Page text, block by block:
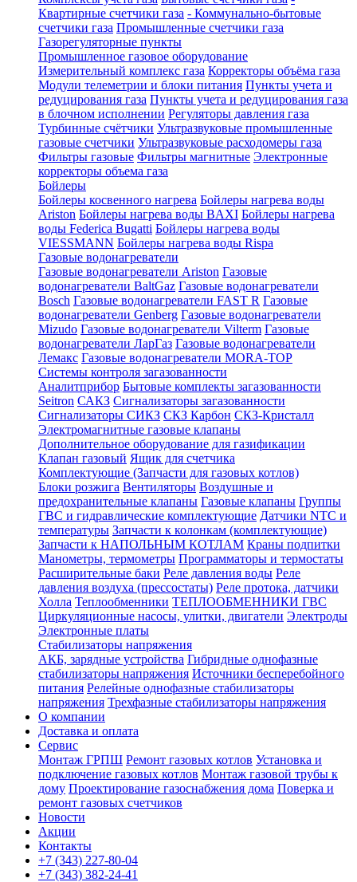
Квартирные счетчики газа - Коммунально-бытовые
счетчики газа Промышленные счетчики газа
Газорегуляторные пункты
Промышленное газовое оборудование
Измерительный комплекс газа Корректоры объёма газа
Модули телеметрии и блоки питания Пункты учета и
редуцирования газа Пункты учета и редуцирования газа
в блочном исполнении Регуляторы давления газа
Турбинные счётчики Ультразвуковые промышленные
газовые счетчики Ультразвуковые расходомеры газа
Фильтры газовые Фильтры магнитные Электронные
корректоры объема газа
Бойлеры
Бойлеры косвенного нагрева Бойлеры нагрева воды
Ariston Бойлеры нагрева воды BAXI Бойлеры нагрева
воды Federica Bugatti Бойлеры нагрева воды
VIESSMANN Бойлеры нагрева воды Rispa
Газовые водонагреватели
Газовые водонагреватели Ariston Газовые
водонагреватели BaltGaz Газовые водонагреватели
Bosch Газовые водонагреватели FAST R Газовые
водонагреватели Genberg Газовые водонагреватели
Mizudo Газовые водонагреватели Vilterm Газовые
водонагреватели ЛарГаз Газовые водонагреватели
Лемакс Газовые водонагреватели MORA-TOP
Системы контроля загазованности
Аналитприбор Бытовые комплекты загазованности
Seitron САКЗ Сигнализаторы загазованности
Сигнализаторы СИКЗ СКЗ Карбон СКЗ-Кристалл
Электромагнитные газовые клапаны
Дополнительное оборудование для газификации
Клапан газовый Ящик для счетчика
Комплектующие (Запчасти для газовых котлов)
Блоки розжига Вентиляторы Воздушные и
предохранительные клапаны Газовые клапаны Группы
ГВС и гидравлические комплектующие Датчики NTC и
температуры Запчасти к колонкам (комплектующие)
Запчасти к НАПОЛЬНЫМ КОТЛАМ Краны подпитки
Манометры, термометры Программаторы и термостаты
Расширительные баки Реле давления воды Реле
давления воздуха (прессостаты) Реле протока, датчики
Холла Теплообменники ТЕПЛООБМЕННИКИ ГВС
Циркуляционные насосы, улитки, двигатели Электроды
Электронные платы
Стабилизаторы напряжения
АКБ, зарядные устройства Гибридные однофазные
стабилизаторы напряжения Источники бесперебойного
питания Релейные однофазные стабилизаторы
напряжения Трехфазные стабилизаторы напряжения
О компании
Доставка и оплата
Сервис
Монтаж ГРПШ Ремонт газовых котлов Установка и
подключение газовых котлов Монтаж газовой трубы к
дому Проектирование газоснабжения дома Поверка и
ремонт газовых счетчиков
Новости
Акции
Контакты
+7 (343) 227-80-04
+7 (343) 382-24-41